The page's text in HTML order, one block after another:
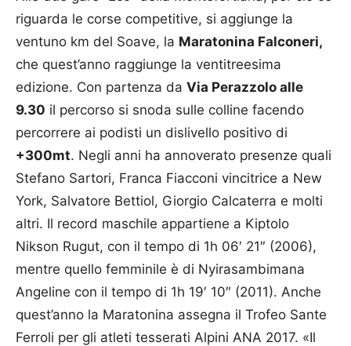
riguarda le corse competitive, si aggiunge la
ventuno km del Soave, la Maratonina Falconeri,
che quest’anno raggiunge la ventitreesima
edizione. Con partenza da Via Perazzolo alle
9.30 il percorso si snoda sulle colline facendo
percorrere ai podisti un dislivello positivo di
+300mt. Negli anni ha annoverato presenze quali
Stefano Sartori, Franca Fiacconi vincitrice a New
York, Salvatore Bettiol, Giorgio Calcaterra e molti
altri. Il record maschile appartiene a Kiptolo
Nikson Rugut, con il tempo di 1h 06′ 21″ (2006),
mentre quello femminile è di Nyirasambimana
Angeline con il tempo di 1h 19′ 10″ (2011). Anche
quest’anno la Maratonina assegna il Trofeo Sante
Ferroli per gli atleti tesserati Alpini ANA 2017. «Il